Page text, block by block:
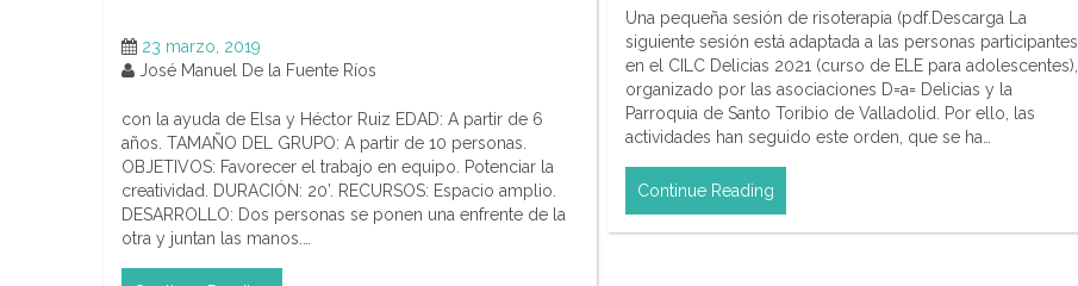
Una pequeña sesión de risoterapia (pdf.Descarga La
siguiente sesión está adaptada a las personas participantes
en el CILC Delicias 2021 (curso de ELE para adolescentes),
organizado por las asociaciones D=a= Delicias y la
Parroquia de Santo Toribio de Valladolid. Por ello, las
actividades han seguido este orden, que se ha…
Continue Reading
23 marzo, 2019
José Manuel De la Fuente Ríos
con la ayuda de Elsa y Héctor Ruiz EDAD: A partir de 6
años. TAMAÑO DEL GRUPO: A partir de 10 personas.
OBJETIVOS: Favorecer el trabajo en equipo. Potenciar la
creatividad. DURACIÓN: 20’. RECURSOS: Espacio amplio.
DESARROLLO: Dos personas se ponen una enfrente de la
otra y juntan las manos.…